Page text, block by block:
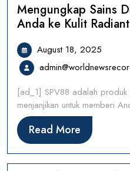
Mengungkap Sains
Anda ke Kulit Radiant
August 18, 2025
[ad_1] SPV88 adalah
menjanjikan untuk memberi
Read More Read
More